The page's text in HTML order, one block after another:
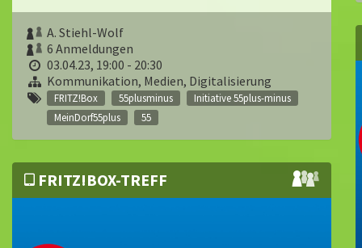
A. Stiehl-Wolf
6 Anmeldungen
03.04.23, 19:00 - 20:30
Kommunikation, Medien, Digitalisierung
FRITZ!Box 55plusminus
Initiative 55plus-minus
MeinDorf55plus
55
FRITZ!BOX-TREFF